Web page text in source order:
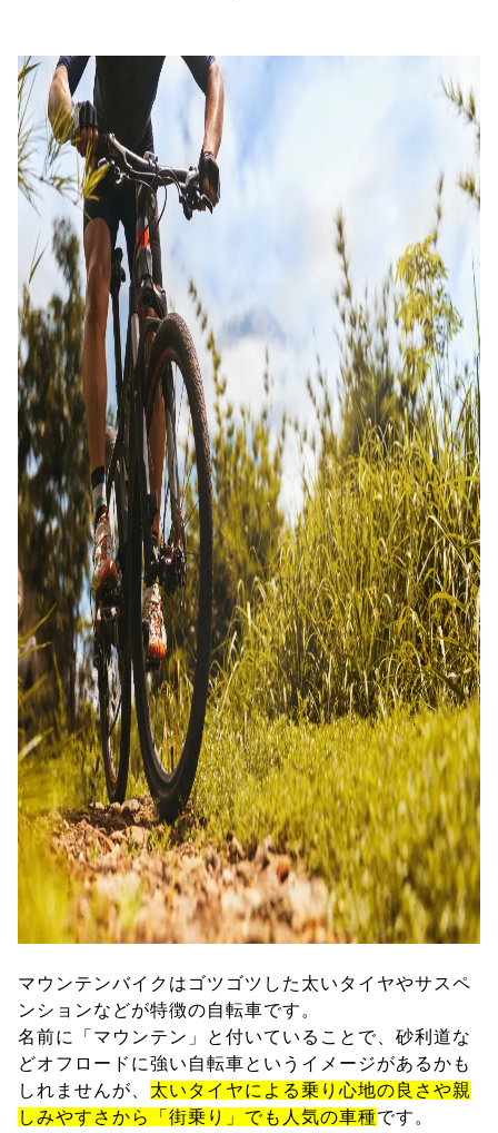
マウンテンバイクはゴツゴツした太いタイヤやサスペ
ンションなどが特徴の自転車です。
名前に「マウンテン」と付いていることで、砂利道な
どオフロードに強い自転車というイメージがあるかも
しれませんが、 太いタイヤによる乗り心地の良さや親
しみやすさから「街乗り」でも人気の車種です。